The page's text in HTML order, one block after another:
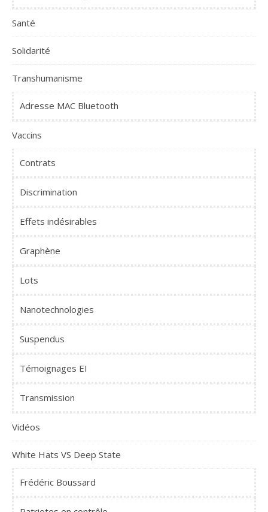
Santé
Solidarité
Transhumanisme
Adresse MAC Bluetooth
Vaccins
Contrats
Discrimination
Effets indésirables
Graphène
Lots
Nanotechnologies
Suspendus
Témoignages EI
Transmission
Vidéos
White Hats VS Deep State
Frédéric Boussard